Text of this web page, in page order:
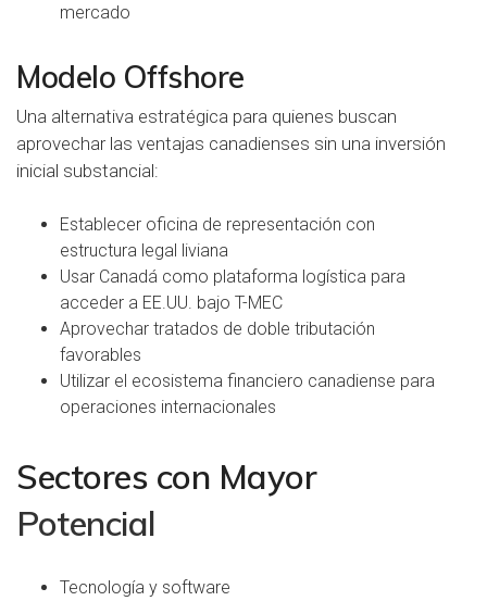
mercado
Modelo Offshore
Una alternativa estratégica para quienes buscan
aprovechar las ventajas canadienses sin una inversión
inicial substancial:
Establecer oficina de representación con
estructura legal liviana
Usar Canadá como plataforma logística para
acceder a EE.UU. bajo T-MEC
Aprovechar tratados de doble tributación
favorables
Utilizar el ecosistema financiero canadiense para
operaciones internacionales
Sectores con Mayor
Potencial
Tecnología y software